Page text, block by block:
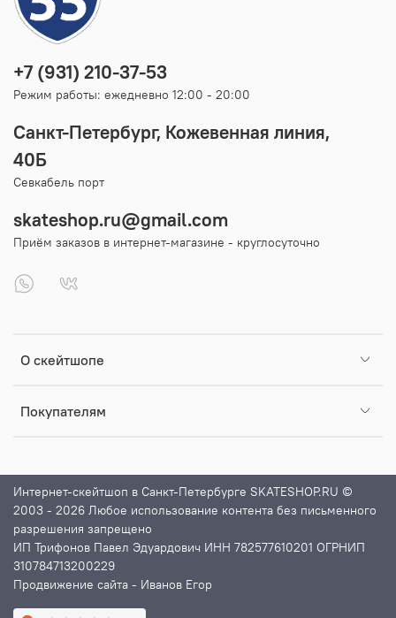
О скейтшопе
Покупателям
+7 (931) 210-37-53
Режим работы: ежедневно 12:00 - 20:00
Санкт-Петербург, Кожевенная линия,
40Б
Севкабель порт
skateshop.ru@gmail.com
Приём заказов в интернет-магазине - круглосуточно
Интернет-скейтшоп в Санкт-Петербурге SKATESHOP.RU ©
2003 - 2026 Любое использование контента без письменного
разрешения запрещено
ИП Трифонов Павел Эдуардович ИНН 782577610201 ОГРНИП
310784713200229
Продвижение сайта - Иванов Егор